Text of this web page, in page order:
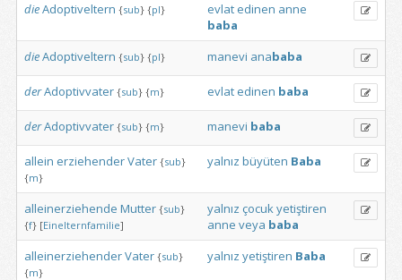
dieAdoptiveltern {sub} {pl} evlat edinen anne
baba
dieAdoptiveltern {sub} {pl} manevi anababa
derAdoptivvater {sub} {m} evlat edinen baba
derAdoptivvater {sub} {m} manevi baba
allein erziehenderVater {sub}
{m}
yalnız büyüten Baba
alleinerziehende Mutter {sub}
{f} [Einelternfamilie]
yalnız çocukyetiştiren
anne veya baba
alleinerziehenderVater {sub}
{m}
yalnız yetiştiren Baba